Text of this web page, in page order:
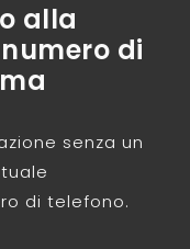
alla
di
senza un
di telefono.